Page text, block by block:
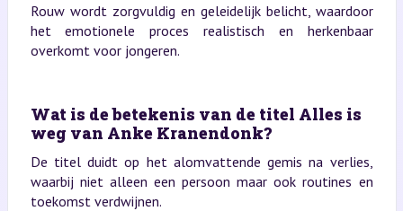
Rouw wordt zorgvuldig en geleidelijk belicht, waardoor
het emotionele proces realistisch en herkenbaar
overkomt voor jongeren.
Wat is de betekenis van de titel Alles is
weg van Anke Kranendonk?
De titel duidt op het alomvattende gemis na verlies,
waarbij niet alleen een persoon maar ook routines en
toekomst verdwijnen.